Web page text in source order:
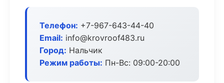
Телефон: +7-967-643-44-40
Email: info@krovroof483.ru
Город: Нальчик
Режим работы: Пн-Вс: 09:00-20:00